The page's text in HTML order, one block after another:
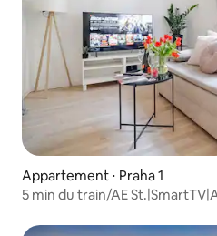
Appartement ⋅ Praha 1
5 min du train/AE